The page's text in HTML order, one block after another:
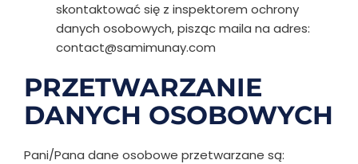
skontaktować się z inspektorem ochrony
danych osobowych, pisząc maila na adres:
contact@samimunay.com
PRZETWARZANIE
DANYCH OSOBOWYCH
Pani/Pana dane osobowe przetwarzane są: